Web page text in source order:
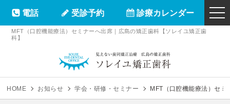
MFT（口腔機能療法）セミナーへ出席｜広島の矯正歯科【ソレイユ矯正歯
科】
ソレイユ矯正
電話 受診予約 診療カレンダー
HOME お知らせ 学会・研修・セミナー MFT（口腔機能療法）セミ